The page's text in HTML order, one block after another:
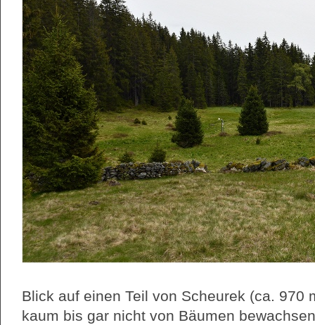
Blick auf einen Teil von Scheurek (ca. 970
kaum bis gar nicht von Bäumen